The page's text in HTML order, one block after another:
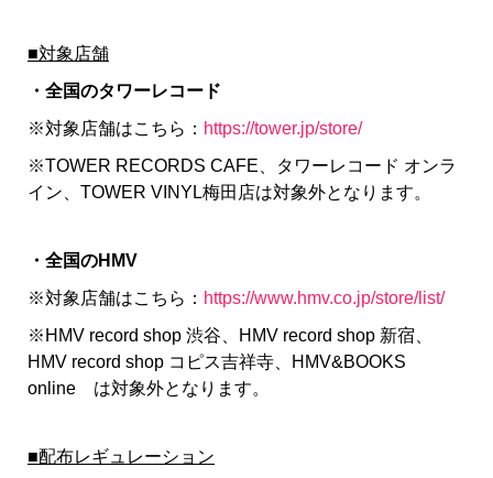
■対象店舗
・全国のタワーレコード
※対象店舗はこちら： https://tower.jp/store/
※TOWER RECORDS CAFE、タワーレコード オンラ
イン、TOWER VINYL梅田店は対象外となります。
・全国のHMV
※対象店舗はこちら： https://www.hmv.co.jp/store/list/
※HMV record shop 渋谷、HMV record shop 新宿、
HMV record shop コピス吉祥寺、HMV&BOOKS
online は対象外となります。
■配布レギュレーション